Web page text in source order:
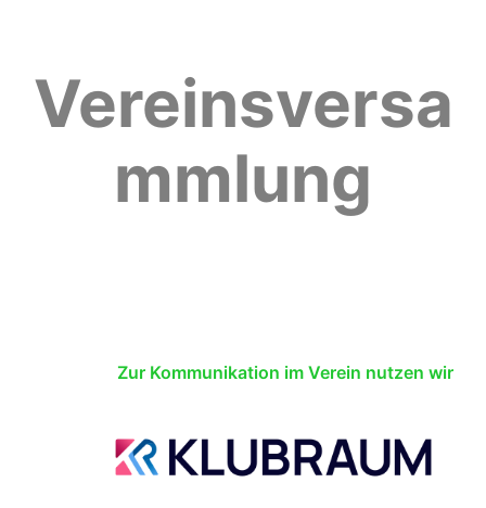
Vereinsversa
mmlung
Zur Kommunikation im Verein nutzen wir